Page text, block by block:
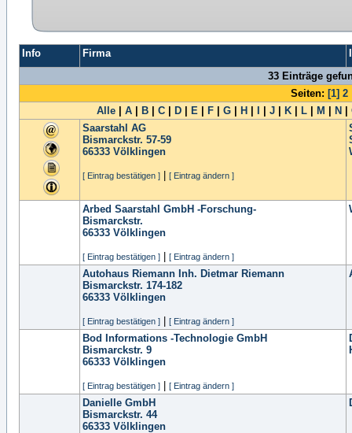
Info Firma
33 Einträge
Seiten: [1] 2
Alle
A B C D E F G H J K L M N
Saarstahl AG
Bismarckstr. 57-59
66333 Völklingen
[ Eintrag bestätigen ] [ Eintrag ändern ]
Arbed Saarstahl GmbH -Forschung-
Bismarckstr.
66333 Völklingen
[ Eintrag bestätigen ] [ Eintrag ändern ]
Autohaus Riemann Inh. Dietmar Riemann
Bismarckstr. 174-182
66333 Völklingen
[ Eintrag bestätigen ] [ Eintrag ändern ]
Bod Informations -Technologie GmbH
Bismarckstr. 9
66333 Völklingen
[ Eintrag bestätigen ] [ Eintrag ändern ]
Danielle GmbH
Bismarckstr. 44
66333 Völklingen